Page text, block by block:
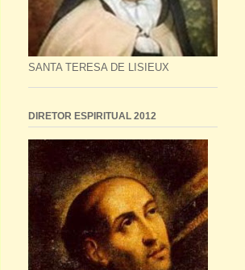
SANTA TERESA DE LISIEUX
DIRETOR ESPIRITUAL 2012